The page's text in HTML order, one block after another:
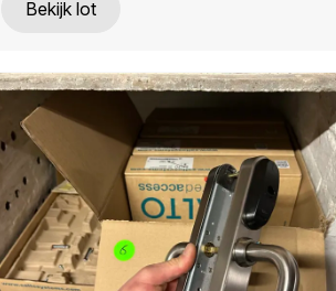
Bekijk lot